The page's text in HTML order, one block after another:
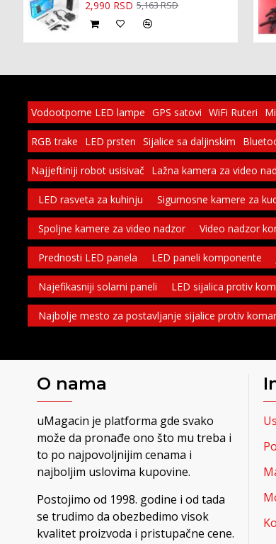
2,990 RSD 5,163 RSD
Vodootporne LED lampe GPS satovi WiFi Ruteri
RGB trake LED prsten Sijalice sa daljinskim
Najjeftiniji robot usisivač Lažna kamera za video
LED rasveta za kuhinju Sigurnosne kamere za
Spoljne kamere za video nadzor Video nadzor
Prednosti LED panela LED paneli komponente
Najefikasniji solarni paneli LED sijalica protiv
Najbolje mesto za postavljanje sijalice protiv
O nama
uMagacin je platforma gde svako
može da pronađe ono što mu treba i
to po najpovoljnijim cenama i
najboljim uslovima kupovine.
Postojimo od 1998. godine i od tada
se trudimo da obezbedimo visok
kvalitet proizvoda i pristupačne cene.